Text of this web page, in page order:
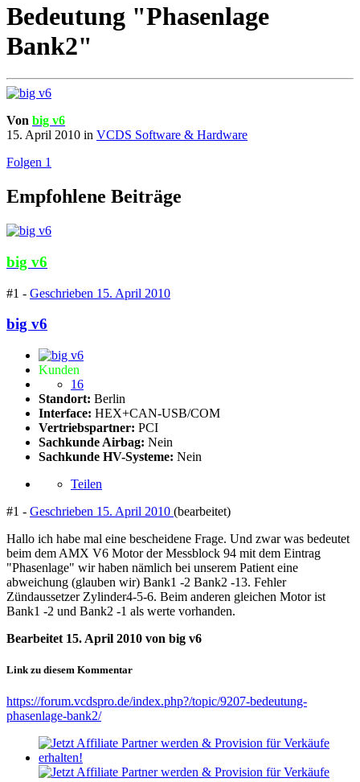
Bedeutung "Phasenlage
Bank2"
Von big v6
15. April 2010 in VCDS Software & Hardware
Folgen 1
Empfohlene Beiträge
big v6
#1 - Geschrieben 15. April 2010
big v6
Kunden
16
Standort: Berlin
Interface: HEX+CAN-USB/COM
Vertriebspartner: PCI
Sachkunde Airbag: Nein
Sachkunde HV-Systeme: Nein
Teilen
#1 - Geschrieben 15. April 2010 (bearbeitet)
Hallo ich habe mal eine bescheidene Frage. Und zwar was bedeutet
beim dem AMX V6 Motor der Messblock 94 mit dem Eintrag
"Phasenlage" wir haben nämlich bei unserem Patient eine
abweichung (glauben wir) Bank1 -2 Bank2 -13. Fehler
Zündaussetzer Zylinder4-5-6. Beim anderen gleichen Motor ist
Bank1 -2 und Bank2 -1 als werte vorhanden.
Bearbeitet 15. April 2010 von big v6
Link zu diesem Kommentar
https://forum.vcdspro.de/index.php?/topic/9207-bedeutung-
phasenlage-bank2/